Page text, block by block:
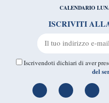
CALENDARIO
ISCRIVITI
Iscrivendoti dichiari di aver
del